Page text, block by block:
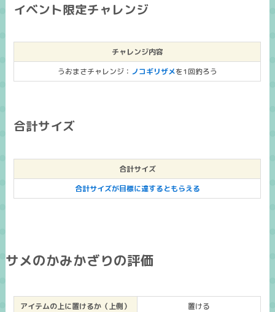
イベント限定チャレンジ
チャレンジ内容
うおまさチャレンジ： ノコギリザメを1回釣ろう
合計サイズ
合計サイズ
合計サイズが目標に達するともらえる
サメのかみかざりの評価
アイテムの上に置けるか（上側）
置ける